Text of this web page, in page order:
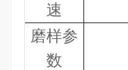
速
磨样参
数